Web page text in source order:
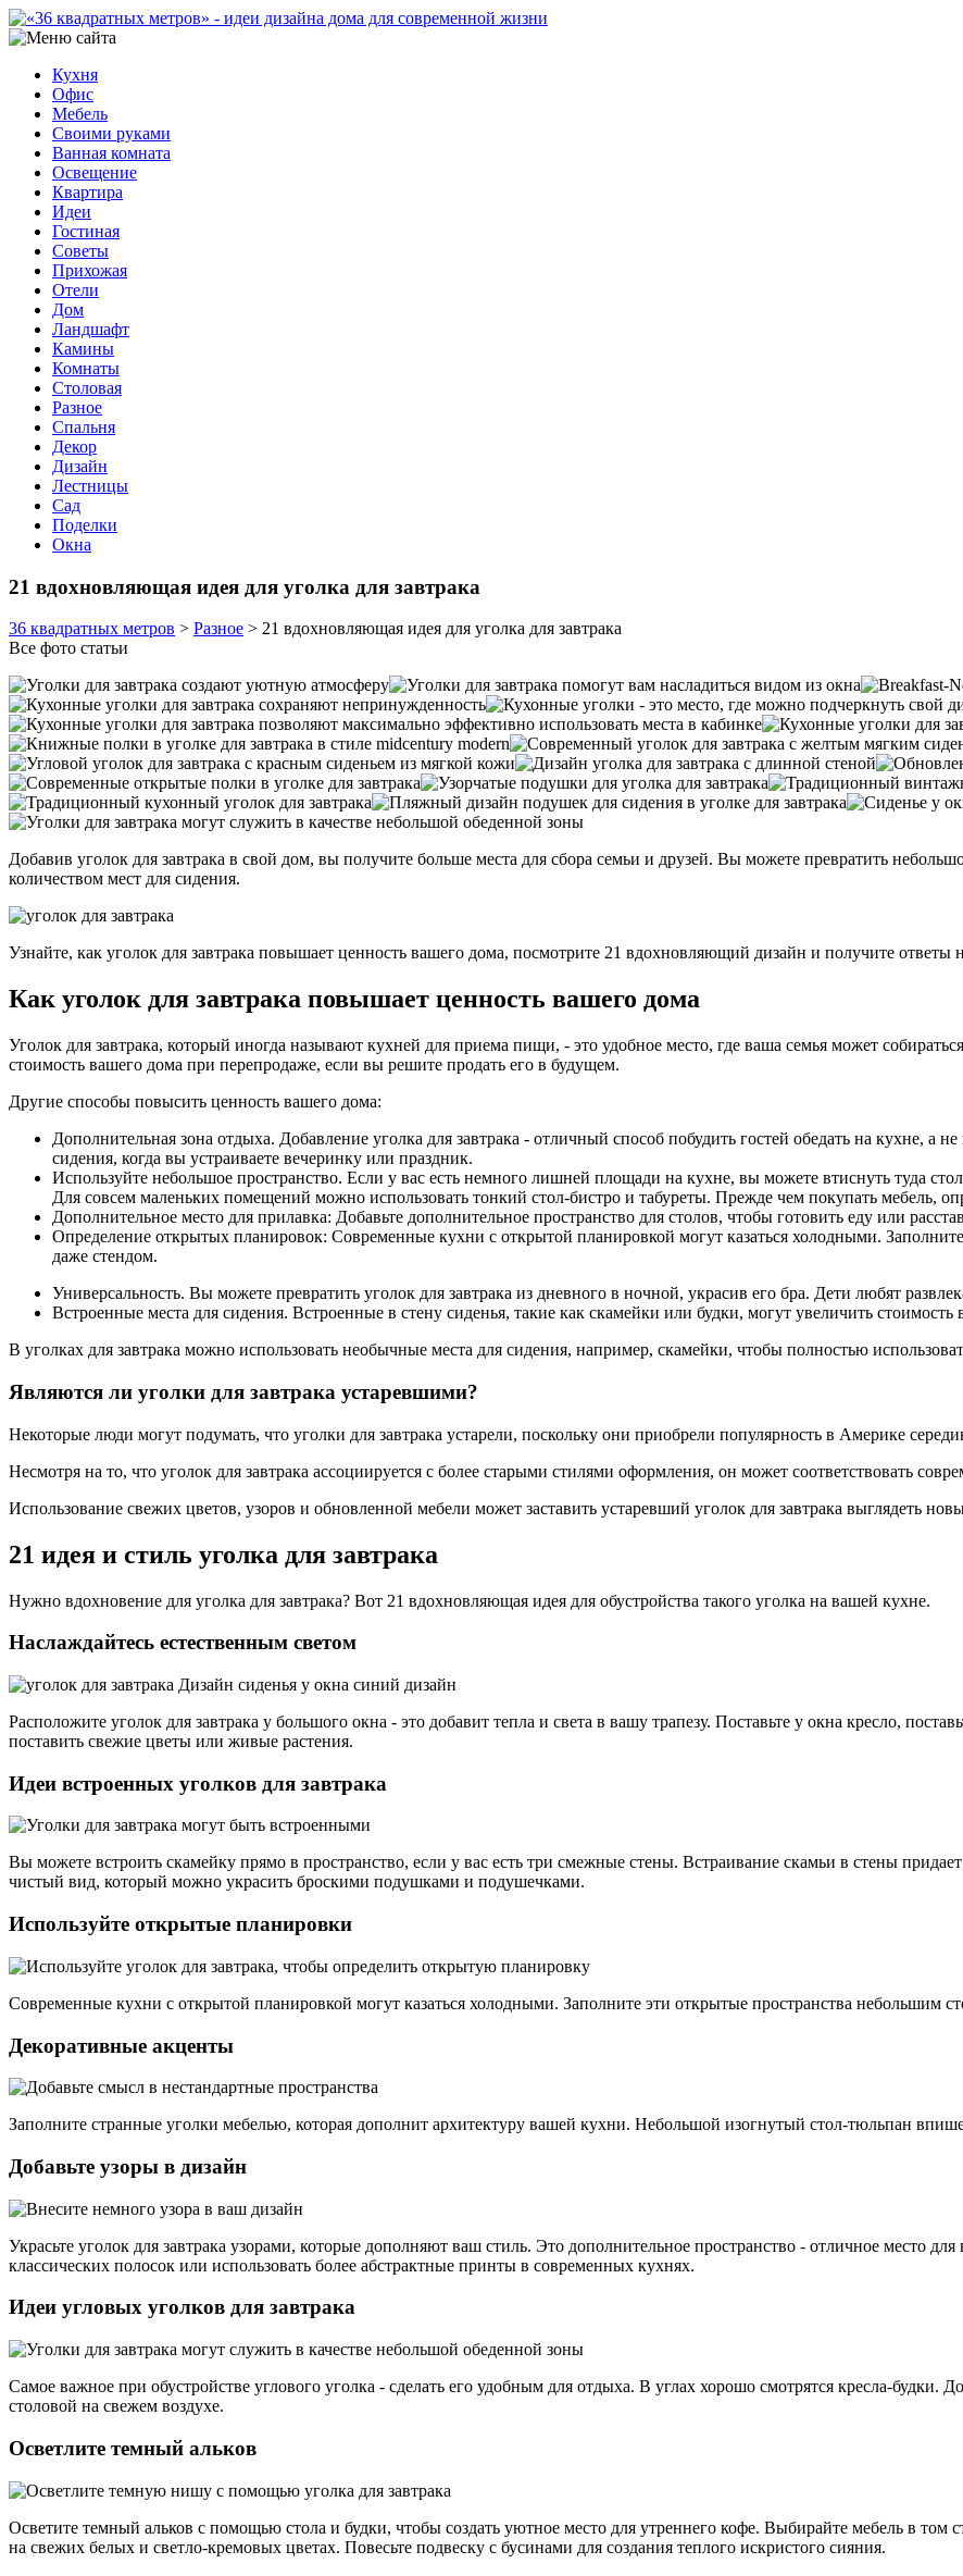
Кухня
Офис
Мебель
Своими руками
Ванная комната
Освещение
Квартира
Идеи
Гостиная
Советы
Прихожая
Отели
Дом
Ландшафт
Камины
Комнаты
Столовая
Разное
Спальня
Декор
Дизайн
Лестницы
Сад
Поделки
Окна
21 вдохновляющая идея для уголка для завтрака
36 квадратных метров > Разное > 21 вдохновляющая идея для уголка для завтрака
Все фото статьи
Добавив уголок для завтрака в свой дом, вы получите больше места для сбора семьи и друзей. Вы можете превратить
количеством мест для сидения.
Узнайте, как уголок для завтрака повышает ценность вашего дома, посмотрите 21 вдохновляющий дизайн и получите ответы
Как уголок для завтрака повышает ценность вашего дома
Уголок для завтрака, который иногда называют кухней для приема пищи, - это удобное место, где ваша семья может
стоимость вашего дома при перепродаже, если вы решите продать его в будущем.
Другие способы повысить ценность вашего дома:
Дополнительная зона отдыха. Добавление уголка для завтрака - отличный способ побудить гостей обедать на кухне, а
сидения, когда вы устраиваете вечеринку или праздник.
Используйте небольшое пространство. Если у вас есть немного лишней площади на кухне, вы можете втиснуть туда
Для совсем маленьких помещений можно использовать тонкий стол-бистро и табуреты. Прежде чем покупать мебель,
Дополнительное место для прилавка: Добавьте дополнительное пространство для столов, чтобы готовить еду или
Определение открытых планировок: Современные кухни с открытой планировкой могут казаться холодными.
даже стендом.
Универсальность. Вы можете превратить уголок для завтрака из дневного в ночной, украсив его бра. Дети любят
Встроенные места для сидения. Встроенные в стену сиденья, такие как скамейки или будки, могут увеличить стоимость
В уголках для завтрака можно использовать необычные места для сидения, например, скамейки, чтобы полностью
Являются ли уголки для завтрака устаревшими?
Некоторые люди могут подумать, что уголки для завтрака устарели, поскольку они приобрели популярность в Америке
Несмотря на то, что уголок для завтрака ассоциируется с более старыми стилями оформления, он может соответствовать
Использование свежих цветов, узоров и обновленной мебели может заставить устаревший уголок для завтрака выглядеть
21 идея и стиль уголка для завтрака
Нужно вдохновение для уголка для завтрака? Вот 21 вдохновляющая идея для обустройства такого уголка на вашей кухне.
Наслаждайтесь естественным светом
Расположите уголок для завтрака у большого окна - это добавит тепла и света в вашу трапезу. Поставьте у окна кресло,
поставить свежие цветы или живые растения.
Идеи встроенных уголков для завтрака
Вы можете встроить скамейку прямо в пространство, если у вас есть три смежные стены. Встраивание скамьи в стены
чистый вид, который можно украсить броскими подушками и подушечками.
Используйте открытые планировки
Современные кухни с открытой планировкой могут казаться холодными. Заполните эти открытые пространства небольшим
Декоративные акценты
Заполните странные уголки мебелью, которая дополнит архитектуру вашей кухни. Небольшой изогнутый стол-тюльпан
Добавьте узоры в дизайн
Украсьте уголок для завтрака узорами, которые дополняют ваш стиль. Это дополнительное пространство - отличное место
классических полосок или использовать более абстрактные принты в современных кухнях.
Идеи угловых уголков для завтрака
Самое важное при обустройстве углового уголка - сделать его удобным для отдыха. В углах хорошо смотрятся кресла-будки.
столовой на свежем воздухе.
Осветлите темный альков
Осветите темный альков с помощью стола и будки, чтобы создать уютное место для утреннего кофе. Выбирайте мебель в том
на свежих белых и светло-кремовых цветах. Повесьте подвеску с бусинами для создания теплого искристого сияния.